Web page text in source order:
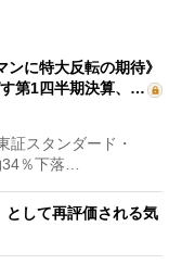
ンに特大反転の期待》
第1四半期決算、…
スタンダード・
34％下落…
して再評価される気